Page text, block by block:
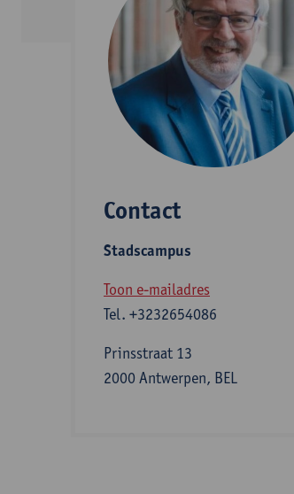
Contact
Stadscampus
Toon e-mailadres
Tel. +3232654086
Prinsstraat 13
2000 Antwerpen, BEL